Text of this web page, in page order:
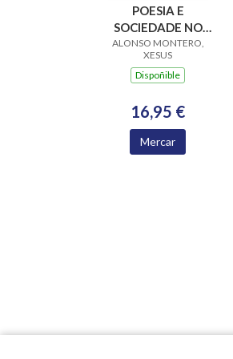
POESIA E
SOCIEDADE NO
CANCIONEIRO
POPULAR GALEGO
ALONSO MONTERO,
XESUS
Dispoñible
16,95 €
Mercar